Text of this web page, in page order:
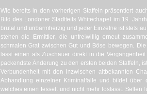
Wie bereits in den vorherigen Staffeln präsentiert
Bild des Londoner Stadtteils Whitechapel im 19.
brutal und unbarmherzig und jeder Einzelne ist stets
stehen die Ermittler, die unfreiwillig erneut
schmalen Grat zwischen Gut und Böse bewegen.
lässt einen als Zuschauer direkt in die
packendste Änderung zu den ersten beiden Staffeln,
Verbundenheit mit den inzwischen altbekannten
Abhandlung einzelner Kriminalfälle und bildet über
welches einen fesselt und nicht mehr loslässt. Selten